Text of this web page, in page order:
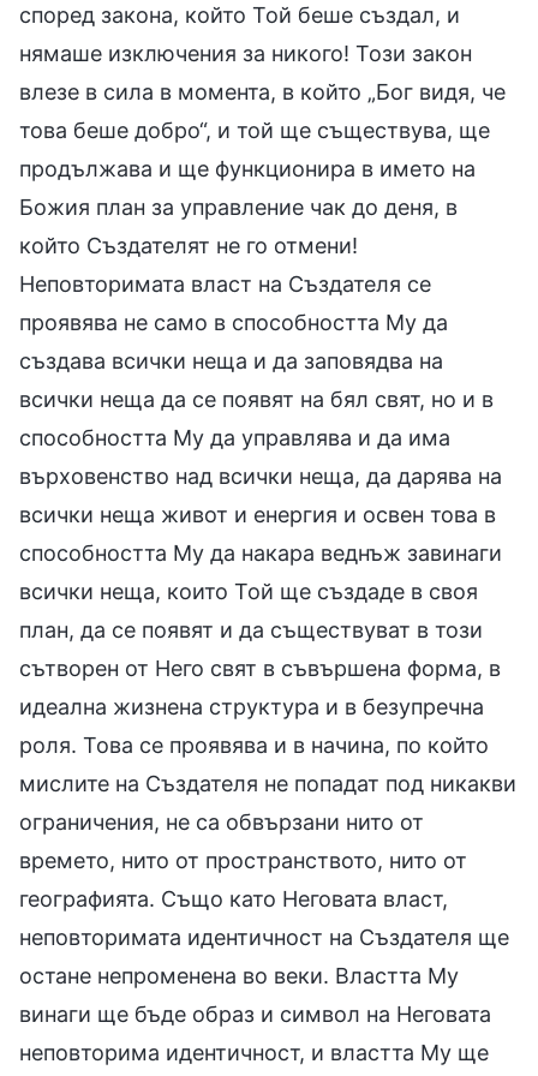
според закона, който Той беше създал, и
нямаше изключения за никого! Този закон
влезе в сила в момента, в който „Бог видя, че
това беше добро“, и той ще съществува, ще
продължава и ще функционира в името на
Божия план за управление чак до деня, в
който Създателят не го отмени!
Неповторимата власт на Създателя се
проявява не само в способността Му да
създава всички неща и да заповядва на
всички неща да се появят на бял свят, но и в
способността Му да управлява и да има
върховенство над всички неща, да дарява на
всички неща живот и енергия и освен това в
способността Му да накара веднъж завинаги
всички неща, които Той ще създаде в своя
план, да се появят и да съществуват в този
сътворен от Него свят в съвършена форма, в
идеална жизнена структура и в безупречна
роля. Това се проявява и в начина, по който
мислите на Създателя не попадат под никакви
ограничения, не са обвързани нито от
времето, нито от пространството, нито от
географията. Също като Неговата власт,
неповторимата идентичност на Създателя ще
остане непроменена во веки. Властта Му
винаги ще бъде образ и символ на Неговата
неповторима идентичност, и властта Му ще